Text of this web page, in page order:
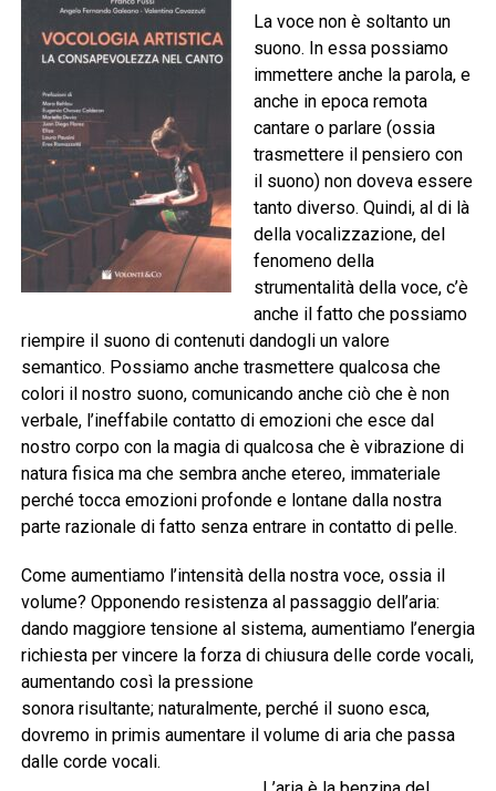
La voce non è soltanto un
suono. In essa possiamo
immettere anche la parola, e
anche in epoca remota
cantare o parlare (ossia
trasmettere il pensiero con
il suono) non doveva essere
tanto diverso. Quindi, al di là
della vocalizzazione, del
fenomeno della
strumentalità della voce, c’è
anche il fatto che possiamo
riempire il suono di contenuti dandogli un valore
semantico. Possiamo anche trasmettere qualcosa che
colori il nostro suono, comunicando anche ciò che è non
verbale, l’ineffabile contatto di emozioni che esce dal
nostro corpo con la magia di qualcosa che è vibrazione di
natura fisica ma che sembra anche etereo, immateriale
perché tocca emozioni profonde e lontane dalla nostra
parte razionale di fatto senza entrare in contatto di pelle.
Come aumentiamo l’intensità della nostra voce, ossia il
volume? Opponendo resistenza al passaggio dell’aria:
dando maggiore tensione al sistema, aumentiamo l’energia
richiesta per vincere la forza di chiusura delle corde vocali,
aumentando così la pressione
sonora risultante; naturalmente, perché il suono esca,
dovremo in primis aumentare il volume di aria che passa
dalle corde vocali.